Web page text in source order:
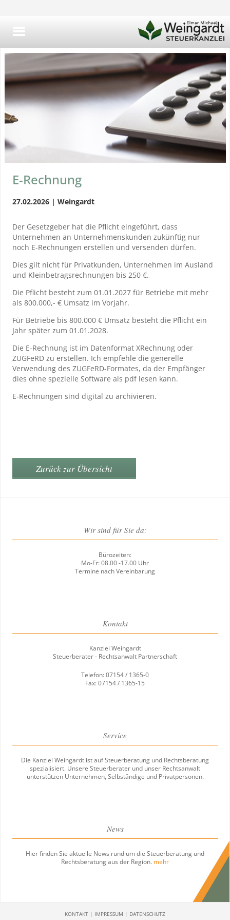
E-Rechnung
27.02.2026 | Weingardt
Der Gesetzgeber hat die Pflicht eingeführt, dass
Unternehmen an Unternehmenskunden zukünftig nur
noch E-Rechnungen erstellen und versenden dürfen.
Dies gilt nicht für Privatkunden, Unternehmen im Ausland
und Kleinbetragsrechnungen bis 250 €.
Die Pflicht besteht zum 01.01.2027 für Betriebe mit mehr
als 800.000,- € Umsatz im Vorjahr.
Für Betriebe bis 800.000 € Umsatz besteht die Pflicht ein
Jahr später zum 01.01.2028.
Die E-Rechnung ist im Datenformat XRechnung oder
ZUGFeRD zu erstellen. Ich empfehle die generelle
Verwendung des ZUGFeRD-Formates, da der Empfänger
dies ohne spezielle Software als pdf lesen kann.
E-Rechnungen sind digital zu archivieren.
Zurück zur Übersicht
Wir sind für Sie da:
Bürozeiten:
Mo-Fr: 08.00 -17.00 Uhr
Termine nach Vereinbarung
Kontakt
Kanzlei Weingardt
Steuerberater - Rechtsanwalt Partnerschaft
Telefon: 07154 / 1365-0
Fax: 07154 / 1365-15
Service
Die Kanzlei Weingardt ist auf Steuerberatung und Rechtsberatung
spezialisiert. Unsere Steuerberater und unser Rechtsanwalt
unterstützen Unternehmen, Selbständige und Privatpersonen.
News
Hier finden Sie aktuelle News rund um die Steuerberatung und
Rechtsberatung aus der Region. mehr
KONTAKT | IMPRESSUM | DATENSCHUTZ